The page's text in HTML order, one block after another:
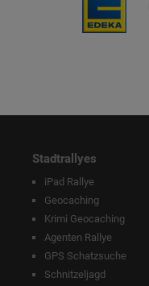
Stadtrallyes
iPad Rallye
Geocaching
Krimi Geocaching
Agenten Rallye
GPS Schatzsuche
Schnitzeljagd